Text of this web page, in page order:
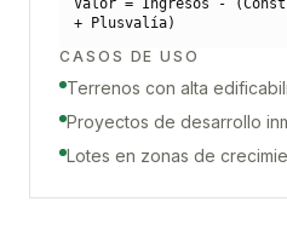
Valor = Ingresos -
+ Plusvalía)
CASOS DE USO
Terrenos con alta
Proyectos de desarrollo
Lotes en zonas de